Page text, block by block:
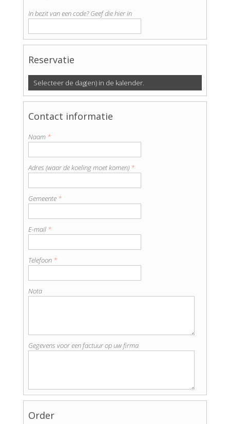
In bezit van een code? Geef die hier in
Reservatie
Selecteer de dag(en) in de kalender.
Contact informatie
Naam *
Adres (waar de koeling moet komen) *
Gemeente *
E-mail *
Telefoon *
Nota
Gegevens voor een factuur op uw firma
Order